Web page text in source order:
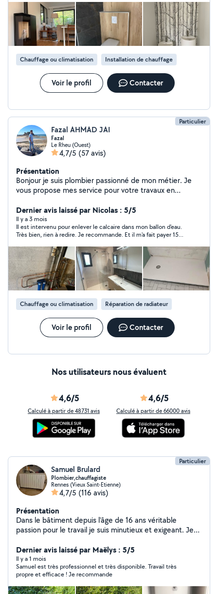
Chauffage ou climatisation Installation de chauffage
Voir le profil Contacter
Particulier
Fazal AHMAD JAI
Fazal
Le Rheu (Ouest)
4,7/5 (57 avis)
Présentation
Bonjour je suis plombier passionné de mon métier. Je
vous propose mes service pour votre travaux en
sanitaire Modification d'arrivée, d'eau évacuation
Montage/ meuble évier meuble vasque, douche , parois
Rénovation salle de bain complète si besoin des photos
de mes salle de bain je peux vous fournir je suis
également disponible pour vous conseiller avant , après
ou pendant les travaux je suis à votre écoute.
Dernier avis laissé par Nicolas : 5/5
Il y a 3 mois
Il est intervenu pour enlever le calcaire dans mon ballon d'eau.
Très bien, rien à redire. Je recommande. Et il m'a fait payer 150
pensait.
Chauffage ou climatisation Réparation de radiateur
Voir le profil Contacter
Nos utilisateurs nous évaluent
4,6/5
Calculé à partir de 48731 avis
4,6/5
Calculé à partir de 66000 avis
Particulier
Samuel Brulard
Plombier,chauffagiste
Rennes (Vieux Saint-Etienne)
4,7/5 (116 avis)
Présentation
Dans le bâtiment depuis l'âge de 16 ans véritable
passion pour le travail je suis minutieux et exigeant. Je
chaudière, gaz et fuel ainsi que l'installation et le
remplacement d'appareils sanitaire ou de chauffage.
Ayant a mon actif de nombreuses rénovations et salle
de bain clef en mains je saurais vous conseiller dans
votre projet.
Dernier avis laissé par Maëlys : 5/5
Il y a 1 mois
Samuel est très professionnel et très disponible. Travail très
propre et efficace ! Je recommande